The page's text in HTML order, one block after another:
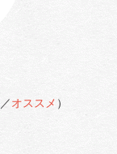
／ オススメ ）